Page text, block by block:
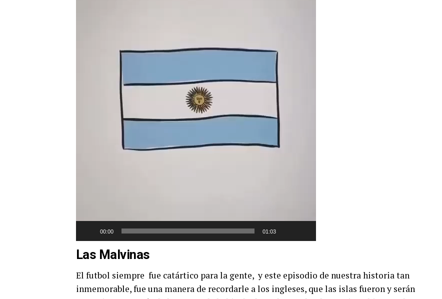
00:00 01:03
Las Malvinas
El futbol siempre fue catártico para la gente, y este episodio de nuestra historia tan
inmemorable, fue una manera de recordarle a los ingleses, que las islas fueron y serán